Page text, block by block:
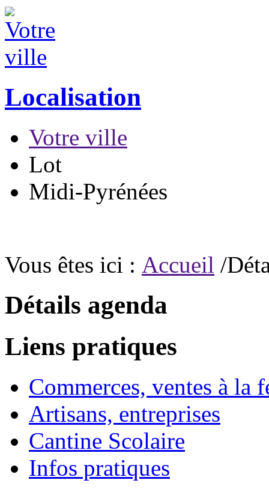
Localisation
Votre ville
Lot
Midi-Pyrénées
Vous êtes ici : Accueil /
Détails agenda
Liens pratiques
Commerces, ventes à la
Artisans, entreprises
Cantine Scolaire
Infos pratiques